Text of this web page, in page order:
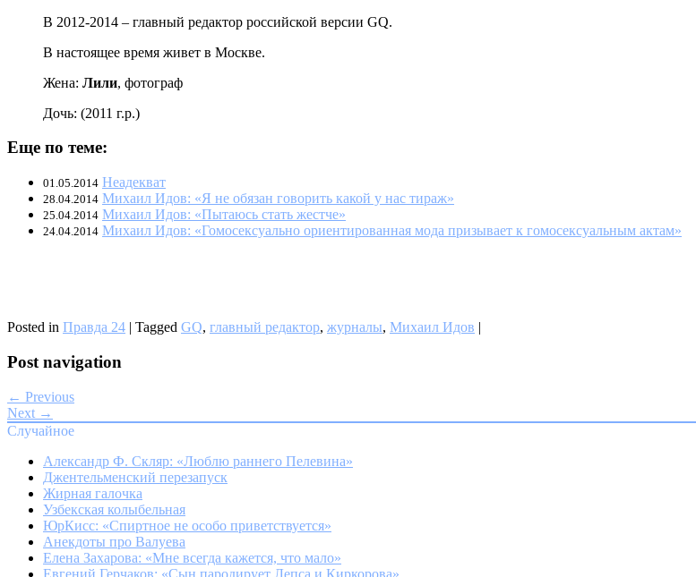
В 2012-2014 – главный редактор российской версии GQ.
В настоящее время живет в Москве.
Жена: Лили, фотограф
Дочь: (2011 г.р.)
Еще по теме:
01.05.2014 Неадекват
28.04.2014 Михаил Идов: «Я не обязан говорить какой у нас тираж»
25.04.2014 Михаил Идов: «Пытаюсь стать жестче»
24.04.2014 Михаил Идов: «Гомосексуально ориентированная мода призывает к гомосексуальным актам»
Posted in Правда 24 | Tagged GQ, главный редактор, журналы, Михаил Идов |
Post navigation
← Previous
Next →
Случайное
Александр Ф. Скляр: «Люблю раннего Пелевина»
Джентельменский перезапуск
Жирная галочка
Узбекская колыбельная
ЮрКисс: «Спиртное не особо приветствуется»
Анекдоты про Валуева
Елена Захарова: «Мне всегда кажется, что мало»
Евгений Герчаков: «Сын пародирует Лепса и Киркорова»